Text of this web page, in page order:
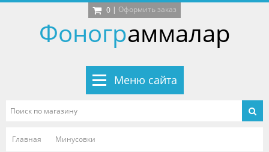
0 | Оформить заказ
Фонограммалар
Меню сайта
Главная Минусовки